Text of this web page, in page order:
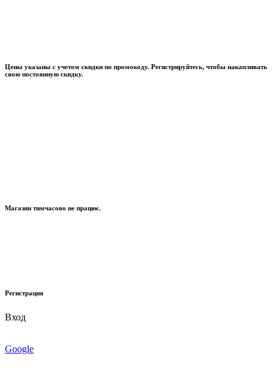
Цены указаны с учетом скидки по промокоду. Регистрируйтесь, чтобы накапливать
свою постоянную скидку.
Магазин тимчасово не працює.
Регистрация
Вход
Google